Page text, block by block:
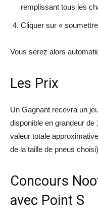
remplissant tous les
Cliquer sur «
Vous serez alors
Les Prix
Un Gagnant recevra un
disponible en grandeur
valeur totale
de la taille de pneus
Concours
avec Point S